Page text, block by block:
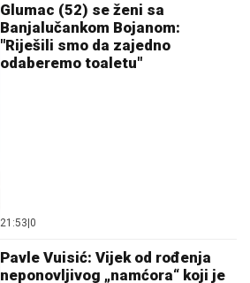
Glumac (52) se ženi sa
Banjalučankom Bojanom:
"Riješili smo da zajedno
odaberemo toaletu"
21:53 0
Pavle Vuisić: Vijek od rođenja
neponovljivog „namćora“ koji je